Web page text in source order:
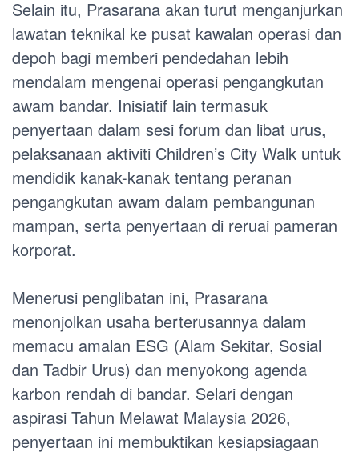
Selain itu, Prasarana akan turut menganjurkan
lawatan teknikal ke pusat kawalan operasi dan
depoh bagi memberi pendedahan lebih
mendalam mengenai operasi pengangkutan
awam bandar. Inisiatif lain termasuk
penyertaan dalam sesi forum dan libat urus,
pelaksanaan aktiviti Children’s City Walk untuk
mendidik kanak-kanak tentang peranan
pengangkutan awam dalam pembangunan
mampan, serta penyertaan di reruai pameran
korporat.
Menerusi penglibatan ini, Prasarana
menonjolkan usaha berterusannya dalam
memacu amalan ESG (Alam Sekitar, Sosial
dan Tadbir Urus) dan menyokong agenda
karbon rendah di bandar. Selari dengan
aspirasi Tahun Melawat Malaysia 2026,
penyertaan ini membuktikan kesiapsiagaan